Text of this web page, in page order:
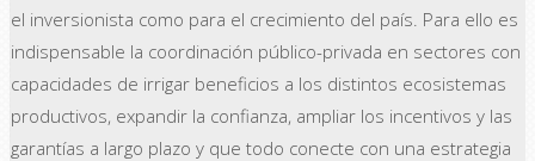
el inversionista como para el crecimiento del país. Para ello es
indispensable la coordinación público-privada en sectores con
capacidades de irrigar beneficios a los distintos ecosistemas
productivos, expandir la confianza, ampliar los incentivos y las
garantías a largo plazo y que todo conecte con una estrategia